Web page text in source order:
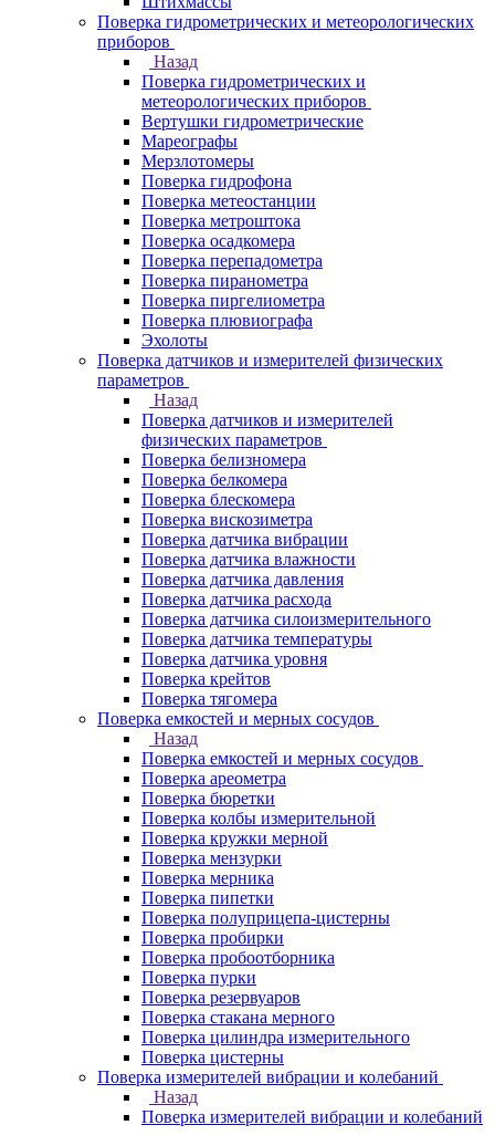
Поверка гидрометрических и метеорологических
приборов
Назад
Поверка гидрометрических и
метеорологических приборов
Вертушки гидрометрические
Мареографы
Мерзлотомеры
Поверка гидрофона
Поверка метеостанции
Поверка метроштока
Поверка осадкомера
Поверка перепадометра
Поверка пиранометра
Поверка пиргелиометра
Поверка плювиографа
Эхолоты
Поверка датчиков и измерителей физических
параметров
Назад
Поверка датчиков и измерителей
физических параметров
Поверка белизномера
Поверка белкомера
Поверка блескомера
Поверка вискозиметра
Поверка датчика вибрации
Поверка датчика влажности
Поверка датчика давления
Поверка датчика расхода
Поверка датчика силоизмерительного
Поверка датчика температуры
Поверка датчика уровня
Поверка крейтов
Поверка тягомера
Поверка емкостей и мерных сосудов
Назад
Поверка емкостей и мерных сосудов
Поверка ареометра
Поверка бюретки
Поверка колбы измерительной
Поверка кружки мерной
Поверка мензурки
Поверка мерника
Поверка пипетки
Поверка полуприцепа-цистерны
Поверка пробирки
Поверка пробоотборника
Поверка пурки
Поверка резервуаров
Поверка стакана мерного
Поверка цилиндра измерительного
Поверка цистерны
Поверка измерителей вибрации и колебаний
Назад
Поверка измерителей вибрации и колебаний